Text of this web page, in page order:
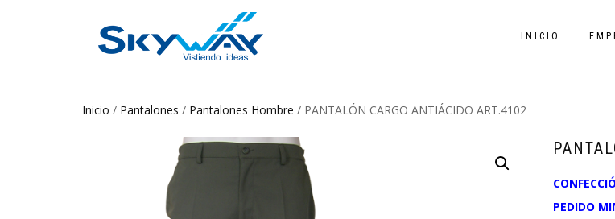
INICIO
Inicio / Pantalones / Pantalones Hombre / PANTALÓN CARGO ANTIÁCIDO ART.4102
PEDIDO